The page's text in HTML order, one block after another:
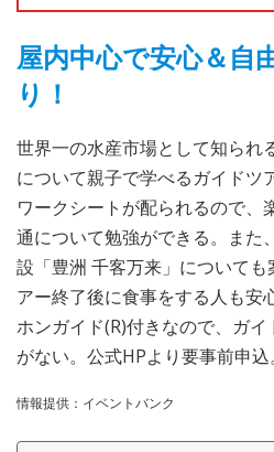
屋内中心で安心＆自
り！
世界一の水産市場として知られ
について親子で学べるガイドツ
ワークシートが配られるので、
通について勉強ができる。また
設「豊洲 千客万来」について
アー終了後に食事をする人も安
ホンガイド(R)付きなので、ガ
がない。公式HPより要事前申込。
情報提供：イベントバンク